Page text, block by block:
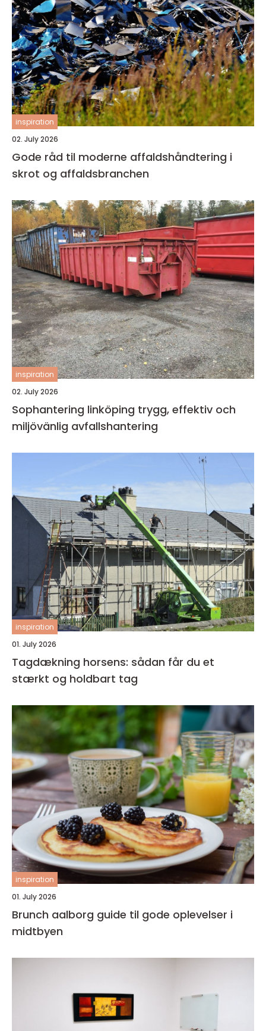
inspiration
02. July 2026
Gode råd til moderne affaldshåndtering i
skrot og affaldsbranchen
inspiration
02. July 2026
Sophantering linköping trygg, effektiv och
miljövänlig avfallshantering
inspiration
01. July 2026
Tagdækning horsens: sådan får du et
stærkt og holdbart tag
inspiration
01. July 2026
Brunch aalborg guide til gode oplevelser i
midtbyen